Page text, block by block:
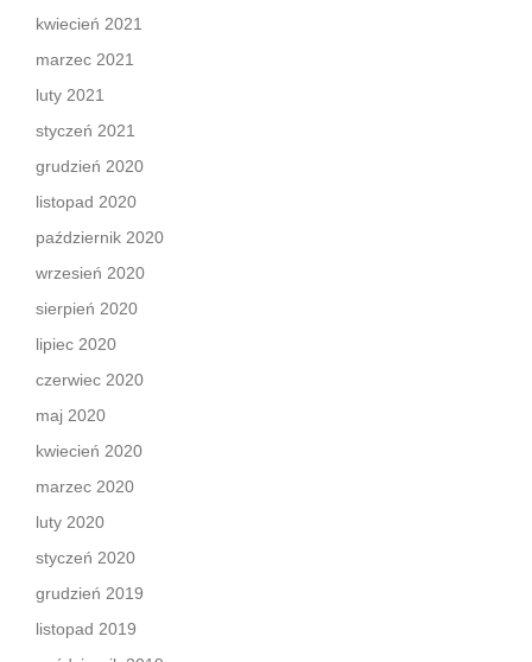
kwiecień 2021
marzec 2021
luty 2021
styczeń 2021
grudzień 2020
listopad 2020
październik 2020
wrzesień 2020
sierpień 2020
lipiec 2020
czerwiec 2020
maj 2020
kwiecień 2020
marzec 2020
luty 2020
styczeń 2020
grudzień 2019
listopad 2019